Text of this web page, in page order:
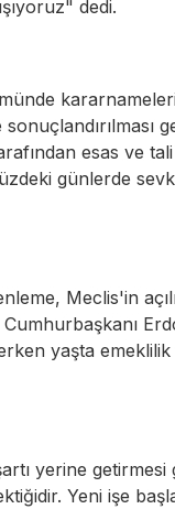
dedi.
esas ve tali
günlerde
Meclis'in
yaşta emeklilik
yerine getirmesi
Yeni işe